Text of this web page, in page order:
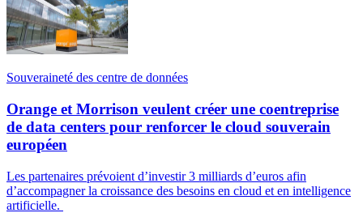
Souveraineté des centre de données
Orange et Morrison veulent créer une coentreprise
de data centers pour renforcer le cloud souverain
européen
Les partenaires prévoient d’investir 3 milliards d’euros afin
d’accompagner la croissance des besoins en cloud et en intelligence
artificielle.